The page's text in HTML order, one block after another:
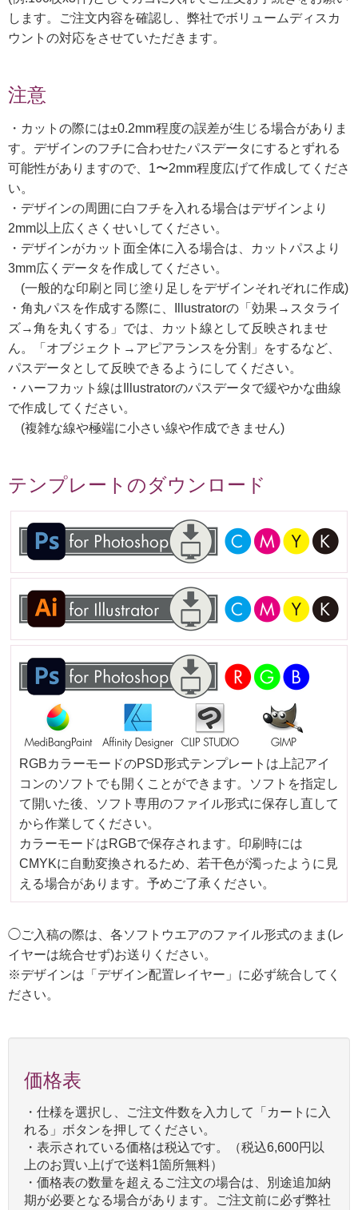
します。ご注文内容を確認し、弊社でボリュームディスカ
ウントの対応をさせていただきます。
注意
・カットの際には±0.2mm程度の誤差が生じる場合がありま
す。デザインのフチに合わせたパスデータにするとずれる
可能性がありますので、1〜2mm程度広げて作成してくださ
い。
・デザインの周囲に白フチを入れる場合はデザインより
2mm以上広くさくせいしてください。
・デザインがカット面全体に入る場合は、カットパスより
3mm広くデータを作成してください。
(一般的な印刷と同じ塗り足しをデザインそれぞれに作成)
・角丸パスを作成する際に、Illustratorの「効果→スタライ
ズ→角を丸くする」では、カット線として反映されませ
ん。「オブジェクト→アピアランスを分割」をするなど、
パスデータとして反映できるようにしてください。
・ハーフカット線はIllustratorのパスデータで緩やかな曲線
で作成してください。
(複雑な線や極端に小さい線や作成できません)
テンプレートのダウンロード
RGBカラーモードのPSD形式テンプレートは上記アイ
コンのソフトでも開くことができます。ソフトを指定し
て開いた後、ソフト専用のファイル形式に保存し直して
から作業してください。
カラーモードはRGBで保存されます。印刷時には
CMYKに自動変換されるため、若干色が濁ったように見
える場合があります。予めご了承ください。
◯ご入稿の際は、各ソフトウエアのファイル形式のまま(レ
イヤーは統合せず)お送りください。
※デザインは「デザイン配置レイヤー」に必ず統合してく
ださい。
価格表
・仕様を選択し、ご注文件数を入力して「カートに入
れる」ボタンを押してください。
・表示されている価格は税込です。（税込6,600円以
上のお買い上げで送料1箇所無料）
・価格表の数量を超えるご注文の場合は、別途追加納
期が必要となる場合があります。ご注文前に必ず弊社